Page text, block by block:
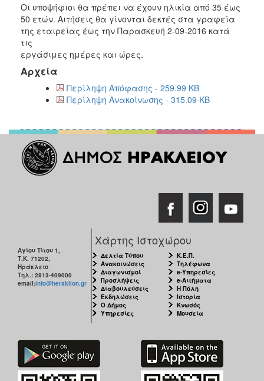
Οι υποψήφιοι θα πρέπει να έχουν ηλικία από 35 έως
50 ετών. Αιτήσεις θα γίνονται δεκτές στα γραφεία
της εταιρείας έως την Παρασκευή 2-09-2016 κατά
τις
εργάσιμες ημέρες και ώρες.
Αρχεία
Περίληψη Απόφασης - 259.99 KB
Περίληψη Ανακοίνωσης - 315.09 KB
Αγίου Τίτου 1,
Τ.Κ. 71202,
Ηράκλειο
Τηλ.: 2813-409000
email:info@heraklion.gr
Χάρτης Ιστοχώρου
Δελτία Τύπου
Ανακοινώσεις
Διαγωνισμοί
Προσλήψεις
Διαβουλεύσεις
Εκδηλώσεις
Ο Δήμος
Υπηρεσίες
Κ.Ε.Π.
Τηλέφωνα
e-Υπηρεσίες
e-Αιτήματα
Η Πόλη
Ιστορία
Κνωσός
Μουσεία